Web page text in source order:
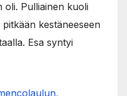
oli. Pulliainen kuoli
kestäneeseen
Esa syntyi